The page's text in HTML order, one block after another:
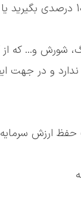
شورش و... که
و در جهت